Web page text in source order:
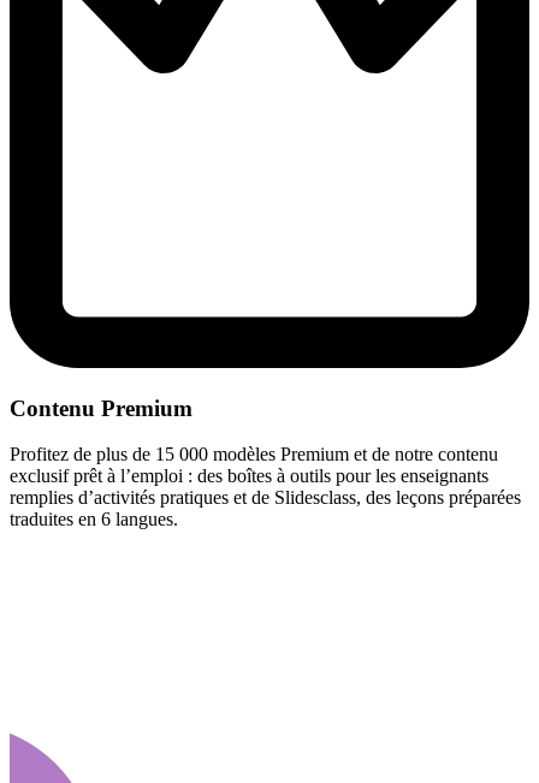
Contenu Premium
Profitez de plus de 15 000 modèles Premium et de notre contenu
exclusif prêt à l’emploi : des boîtes à outils pour les enseignants
remplies d’activités pratiques et de Slidesclass, des leçons préparées
traduites en 6 langues.